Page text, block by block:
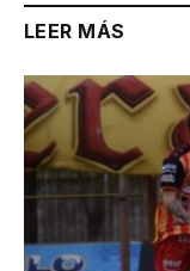
LEER MÁS